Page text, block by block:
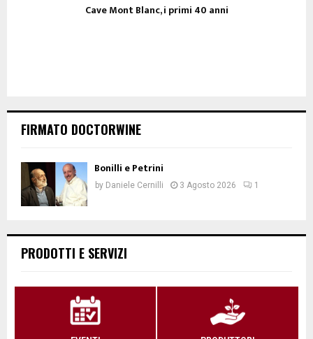
Cave Mont Blanc, i primi 40 anni
FIRMATO DOCTORWINE
Bonilli e Petrini
by Daniele Cernilli 3 Agosto 2026 1
PRODOTTI E SERVIZI